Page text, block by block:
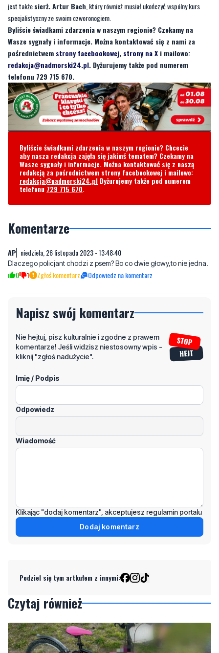
Wasze sygnały i informacje. Można kontaktować się z nami za
pośrednictwemstrony facebookowej
redakcja@nadmorski24.pl. Dyżurujemy także pod numerem
telefonu 729 715 670.
Byliście świadkami zdarzenia w naszym regionie? Chcecie
aby nasza redakcja zajęła się jakimś tematem? Czekamy na
Wasze sygnały i informacje. Można kontaktować się z naszą
redakcja@nadmorski24.plDyżurujemy także pod numerem
telefonu729 715 670.
Komentarze
Dlaczego policjant chodzi z psem? Bo co dwie głowy,to nie jedna.
Napisz swój komentarz
komentarze! Jeśli widzisz niestosowny wpis -
kliknij "zgłoś nadużycie".
Imię / Podpis
Odpowiedz
Wiadomość